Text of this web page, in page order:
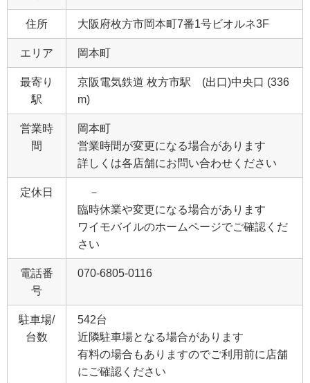
住所 大阪府枚方市岡本町7番1号ビオルネ3F
エリア 岡本町
最寄り
駅
京阪電気鉄道 枚方市駅 (出口)中央口 (336
m)
営業時
間
岡本町
営業時間が変更になる場合があります
詳しくは各店舗にお問い合わせください
定休日
－
臨時休業や変更になる場合があります
ワイモバイルのホームページでご確認くだ
さい
電話番
号
070-6805-0116
駐車場/
台数
542台
近隣駐車場となる場合があります
有料の場合もありますのでご利用前に店舗
にご確認ください